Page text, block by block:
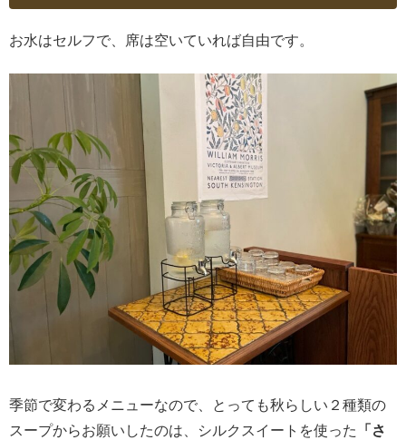
お水はセルフで、席は空いていれば自由です。
季節で変わるメニューなので、とっても秋らしい２種類の
スープからお願いしたのは、シルクスイートを使った
「さ